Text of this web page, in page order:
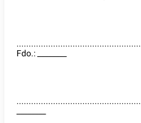
Fdo.: